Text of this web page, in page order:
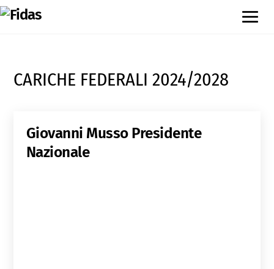
CARICHE FEDERALI 2024/2028
Giovanni Musso Presidente
Nazionale